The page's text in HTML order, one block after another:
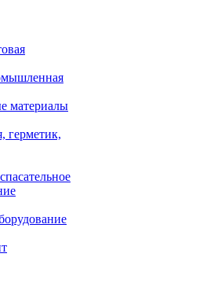
материалы
герметик,